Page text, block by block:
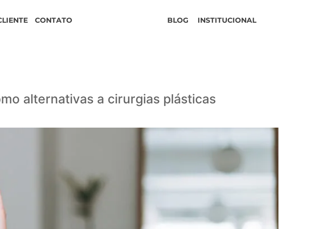
CONTATO INSTITUCIONAL
BLOG
alternativas a cirurgias plásticas